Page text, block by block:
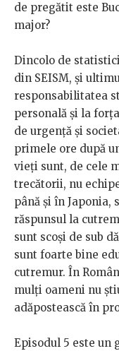
de pregătit este
major?
Dincolo de
din SEISM, și
responsabilitatea
personală și la
de urgență și
primele ore după
vieți sunt, de cele
trecătorii, nu
până și în Japonia,
răspunsul la
sunt scoși de sub
sunt foarte bine
cutremur. În
mulți oameni nu
adăpostească în
Episodul 5 este un